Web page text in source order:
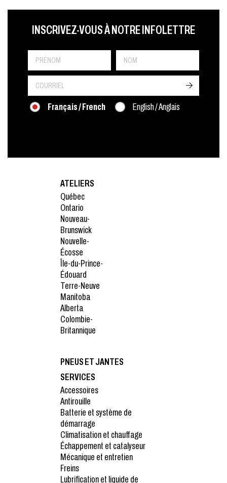
PRÉNOM
LAST NAME
INSCRIVEZ-VOUS À NOTRE INFOLETTRE
LANGUE
Français / French English / Anglais
->
ATELIERS
Québec
Ontario
Nouveau-
Brunswick
Nouvelle-
Écosse
Île-du-Prince-
Édouard
Terre-Neuve
Manitoba
Alberta
Colombie-
Britannique
PNEUS ET JANTES
SERVICES
Accessoires
Antirouille
Batterie et système de
démarrage
Climatisation et chauffage
Échappement et catalyseur
Mécanique et entretien
Freins
Lubrification et liquide de